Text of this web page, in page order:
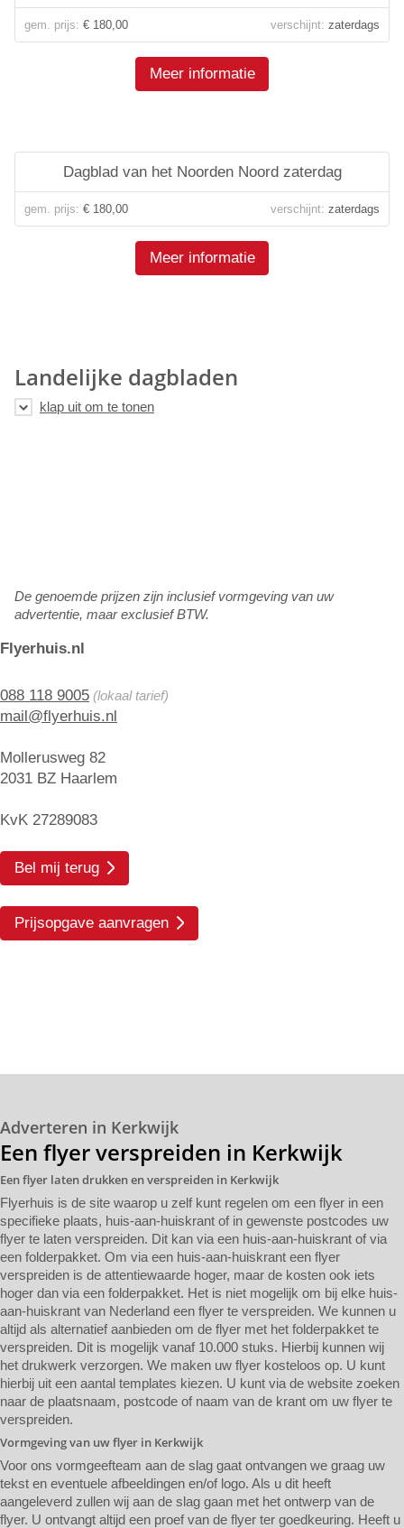
Flyerhuis.nl
088 118 9005 (lokaal tarief)
mail@flyerhuis.nl
Mollerusweg 82
2031 BZ Haarlem
KvK 27289083
Bel mij terug
Prijsopgave aanvragen
gem. prijs: € 180,00 verschijnt: zaterdags
Meer informatie
Dagblad van het Noorden Noord zaterdag
gem. prijs: € 180,00 verschijnt: zaterdags
Meer informatie
Landelijke dagbladen
De genoemde prijzen zijn inclusief vormgeving van uw
advertentie, maar exclusief BTW.
Adverteren in Kerkwijk
Een flyer verspreiden in Kerkwijk
Een flyer laten drukken en verspreiden in Kerkwijk
Flyerhuis is de site waarop u zelf kunt regelen om een flyer in een
specifieke plaats, huis-aan-huiskrant of in gewenste postcodes uw
flyer te laten verspreiden. Dit kan via een huis-aan-huiskrant of via
een folderpakket. Om via een huis-aan-huiskrant een flyer
verspreiden is de attentiewaarde hoger, maar de kosten ook iets
hoger dan via een folderpakket. Het is niet mogelijk om bij elke huis-
aan-huiskrant van Nederland een flyer te verspreiden. We kunnen u
altijd als alternatief aanbieden om de flyer met het folderpakket te
verspreiden. Dit is mogelijk vanaf 10.000 stuks. Hierbij kunnen wij
het drukwerk verzorgen. We maken uw flyer kosteloos op. U kunt
hierbij uit een aantal templates kiezen. U kunt via de website zoeken
naar de plaatsnaam, postcode of naam van de krant om uw flyer te
verspreiden.
Vormgeving van uw flyer in Kerkwijk
Voor ons vormgeefteam aan de slag gaat ontvangen we graag uw
tekst en eventuele afbeeldingen en/of logo. Als u dit heeft
aangeleverd zullen wij aan de slag gaan met het ontwerp van de
flyer. U ontvangt altijd een proef van de flyer ter goedkeuring. Heeft u